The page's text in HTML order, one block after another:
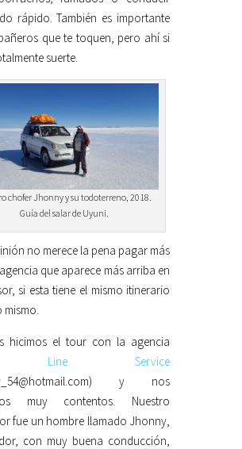
rápido. También es importante
que te toquen, pero ahí si
suerte.
chofer Jhonny y su todoterreno, 2018.
Guía del salar de Uyuni.
no merece la pena pagar más
que aparece más arriba en
si esta tiene el mismo itinerario
mismo.
hicimos el tour con la agencia
Line Service
y nos
muy contentos. Nuestro
fue un hombre llamado Jhonny,
con muy buena conducción,